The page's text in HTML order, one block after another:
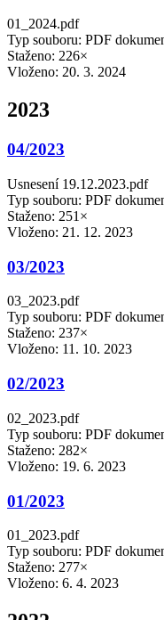
01_2024.pdf
Typ souboru: PDF
Staženo: 226×
Vloženo: 20. 3. 2024
2023
04/2023
Usnesení 19.12.2023.pdf
Typ souboru: PDF
Staženo: 251×
Vloženo: 21. 12. 2023
03/2023
03_2023.pdf
Typ souboru: PDF
Staženo: 237×
Vloženo: 11. 10. 2023
02/2023
02_2023.pdf
Typ souboru: PDF
Staženo: 282×
Vloženo: 19. 6. 2023
01/2023
01_2023.pdf
Typ souboru: PDF
Staženo: 277×
Vloženo: 6. 4. 2023